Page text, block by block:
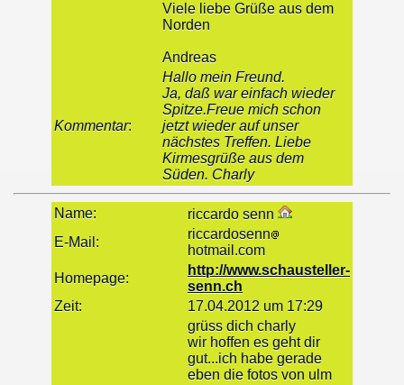
Viele liebe Grüße aus dem
Norden
Andreas
Kommentar:
Hallo mein Freund.
Ja, daß war einfach wieder
Spitze.Freue mich schon
jetzt wieder auf unser
nächstes Treffen. Liebe
Kirmesgrüße aus dem
Süden. Charly
Name:
riccardo senn
E-Mail:
riccardosenn
hotmail.com
Homepage:
http://www.schausteller-
senn.ch
Zeit:
17.04.2012 um 17:29
grüss dich charly
wir hoffen es geht dir
gut...ich habe gerade
eben die fotos von ulm